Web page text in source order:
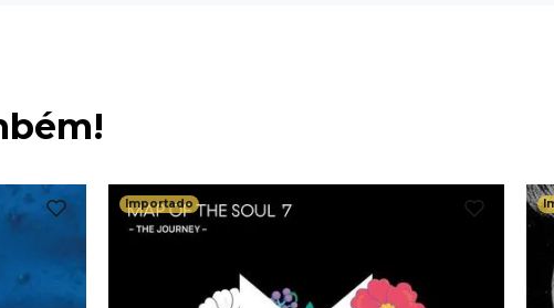
Importado